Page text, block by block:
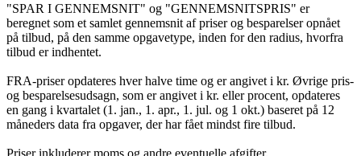
"SPAR I GENNEMSNIT" og "GENNEMSNITSPRIS" er
beregnet som et samlet gennemsnit af priser og besparelser opnået
på tilbud, på den samme opgavetype, inden for den radius, hvorfra
tilbud er indhentet.
FRA-priser opdateres hver halve time og er angivet i kr. Øvrige pris-
og besparelsesudsagn, som er angivet i kr. eller procent, opdateres
en gang i kvartalet (1. jan., 1. apr., 1. jul. og 1 okt.) baseret på 12
måneders data fra opgaver, der har fået mindst fire tilbud.
Priser inkluderer moms og andre eventuelle afgifter.